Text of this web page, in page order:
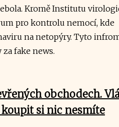
Kromě Institutu
pro kontrolu nemocí, kde
na netopýry. Tyto
fake news.
obchodech.
si nic nesmíte